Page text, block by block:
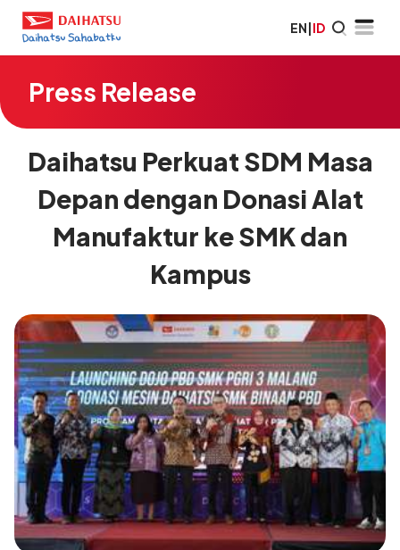
EN|ID
Press Release
Daihatsu Perkuat SDM Masa
Depan dengan Donasi Alat
Manufaktur ke SMK dan
Kampus